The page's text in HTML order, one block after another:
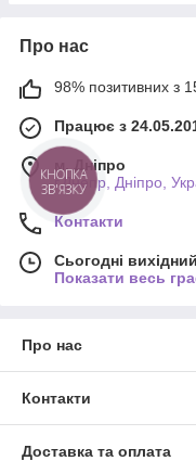
Про нас
98% позитивних з
Працює з
м. Дніпро
г.Днепр, Дніпро,
Контакти
Сьогодні вихідний
Показати весь
Про нас
Контакти
Доставка та оплата
КНОПКА
ЗВ'ЯЗКУ